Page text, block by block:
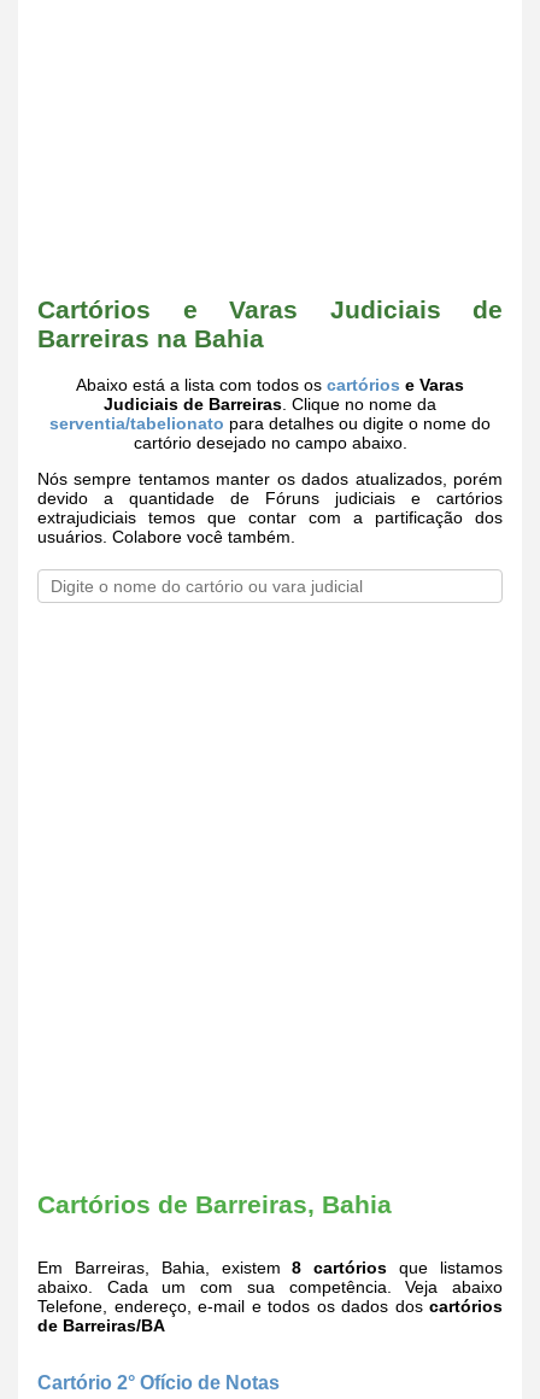
Cartórios e Varas Judiciais de
Barreiras na Bahia
Abaixo está a lista com todos os cartórios e Varas
Judiciais de Barreiras . Clique no nome da
serventia/tabelionato para detalhes ou digite o nome do
cartório desejado no campo abaixo.
Nós sempre tentamos manter os dados atualizados, porém
devido a quantidade de Fóruns judiciais e cartórios
extrajudiciais temos que contar com a partificação dos
usuários. Colabore você também.
Cartórios de Barreiras, Bahia
Em Barreiras, Bahia, existem8 cartórios que listamos
abaixo. Cada um com sua competência. Veja abaixo
Telefone, endereço, e-mail e todos os dados dos cartórios
de Barreiras/BA
Cartório 2° Ofício de Notas